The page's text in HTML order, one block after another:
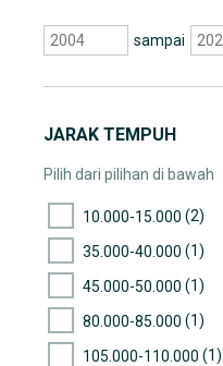
sampai
JARAK TEMPUH
Pilih dari pilihan di bawah
10.000-15.000 (2)
35.000-40.000 (1)
45.000-50.000 (1)
80.000-85.000 (1)
105.000-110.000 (1)